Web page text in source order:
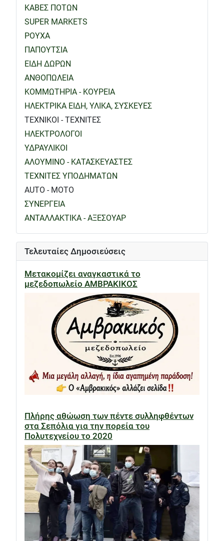
ΚΑΒΕΣ ΠΟΤΩΝ
SUPER MARKETS
ΡΟΥΧΑ
ΠΑΠΟΥΤΣΙΑ
ΕΙΔΗ ΔΩΡΩΝ
ΑΝΘΟΠΩΛΕΙΑ
ΚΟΜΜΩΤΗΡΙΑ - ΚΟΥΡΕΙΑ
ΗΛΕΚΤΡΙΚΑ ΕΙΔΗ, ΥΛΙΚΑ, ΣΥΣΚΕΥΕΣ
ΤΕΧΝΙΚΟΙ - ΤΕΧΝΙΤΕΣ
ΗΛΕΚΤΡΟΛΟΓΟΙ
ΥΔΡΑΥΛΙΚΟΙ
ΑΛΟΥΜΙΝΟ - ΚΑΤΑΣΚΕΥΑΣΤΕΣ
ΤΕΧΝΙΤΕΣ ΥΠΟΔΗΜΑΤΩΝ
AUTO - MOTO
ΣΥΝΕΡΓΕΙΑ
ΑΝΤΑΛΛΑΚΤΙΚΑ - ΑΞΕΣΟΥΑΡ
Τελευταίες Δημοσιεύσεις
Μετακομίζει αναγκαστικά το
μεζεδοπωλείο ΑΜΒΡΑΚΙΚΟΣ
Πλήρης αθώωση των πέντε συλληφθέντων
στα Σεπόλια για την πορεία του
Πολυτεχνείου το 2020